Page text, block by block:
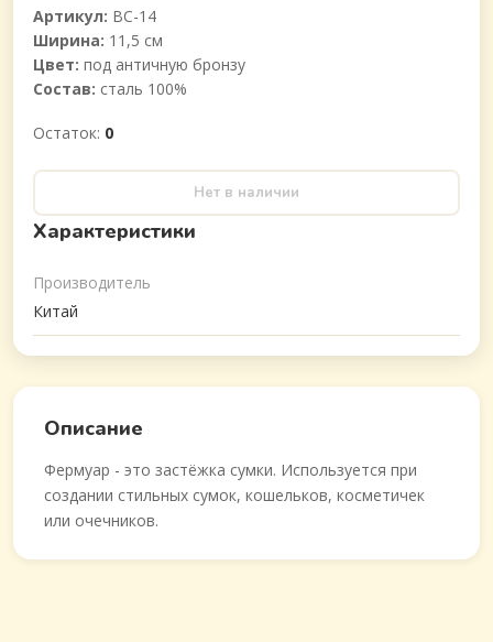
Артикул: BC-14
Ширина: 11,5 см
Цвет: под античную бронзу
Состав: сталь 100%
Остаток: 0
Нет в наличии
Характеристики
Производитель
Китай
Описание
Фермуар - это застёжка сумки. Используется при
создании стильных сумок, кошельков, косметичек
или очечников.